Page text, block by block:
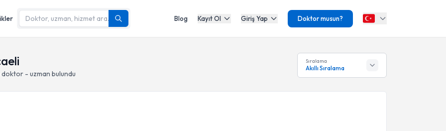
Blog Kayıt Ol Giriş Yap Doktor musun?
- uzman bulundu
Sıralama
Akıllı Sıralama